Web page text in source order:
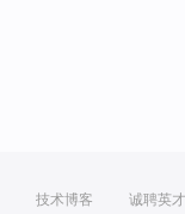
技术博客 诚聘英才